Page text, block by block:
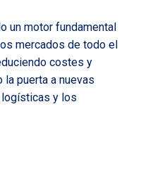
un motor fundamental
mercados de todo el
costes y
puerta a nuevas
y los